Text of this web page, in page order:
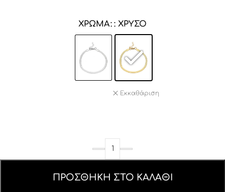
ΧΡΏΜΑ : ΧΡΥΣΌ
Εκκαθάριση
ΠΡΟΣΘΉΚΗ ΣΤΟ ΚΑΛΆΘΙ